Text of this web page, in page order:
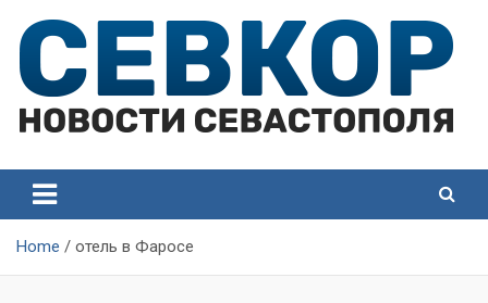
content
Севастополя
Севастополя
Home отель в Фаросе